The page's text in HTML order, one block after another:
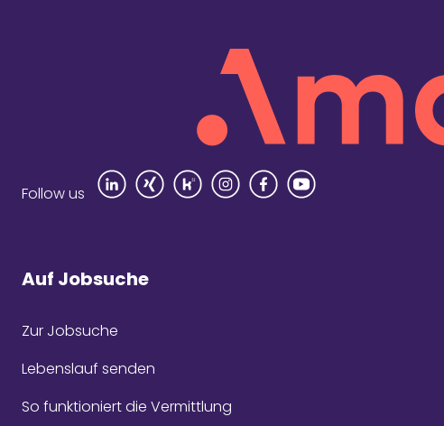
Follow us
Auf Jobsuche
Zur Jobsuche
Lebenslauf senden
So funktioniert die Vermittlung